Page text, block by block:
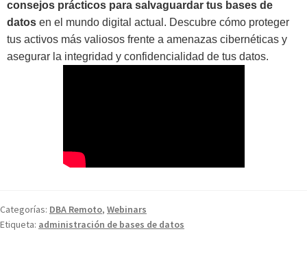
consejos prácticos para salvaguardar tus bases de
datos en el mundo digital actual. Descubre cómo proteger
tus activos más valiosos frente a amenazas cibernéticas y
asegurar la integridad y confidencialidad de tus datos.
Categorías: DBA Remoto, Webinars
Etiqueta: administración de bases de datos